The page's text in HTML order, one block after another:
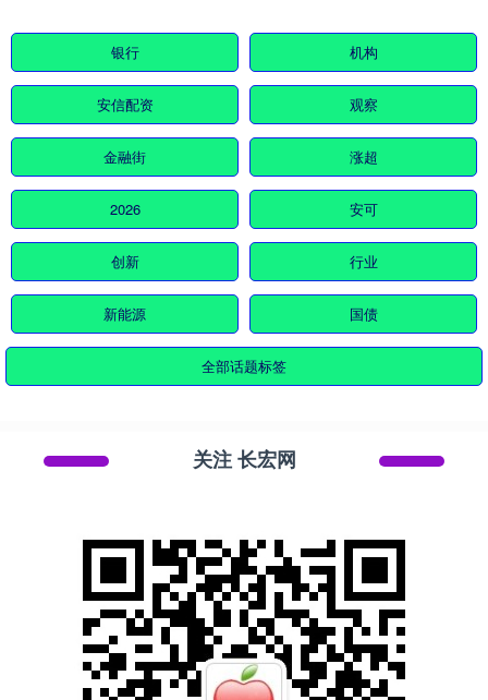
银行 机构
安信配资 观察
金融街 涨超
2026 安可
创新 行业
新能源 国债
全部话题标签
关注 长宏网